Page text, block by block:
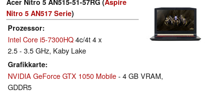
Acer Nitro 5 AN515-51-57RG (Aspire
Nitro 5 AN517 Serie)
Prozessor
Intel Core i5-7300HQ4c/4t 4 x
2.5 - 3.5 GHz, Kaby Lake
Grafikkarte
NVIDIA GeForce GTX 1050 Mobile- 4 GB VRAM,
GDDR5